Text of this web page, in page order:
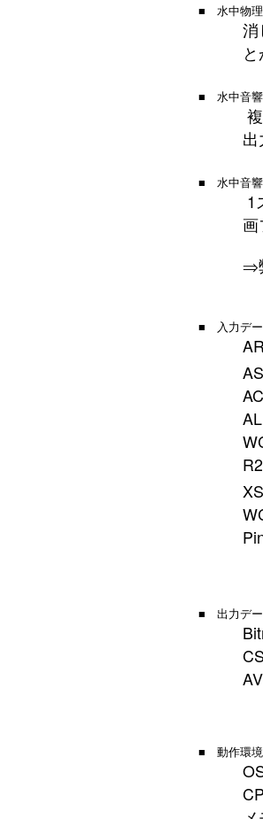
■ 水中物理
消
■ 水中音
■ 水中音
1
⇒
■ 入力デ
■ 出力デー
■ 動作環